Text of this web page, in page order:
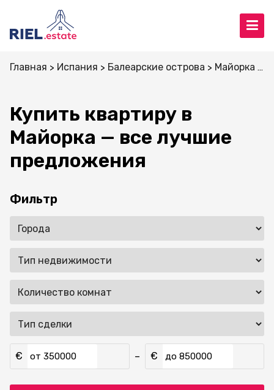
Главная Испания Балеарские острова Майорка
Купить квартиру в
Майорка — все лучшие
предложения
Фильтр
€ от – € до